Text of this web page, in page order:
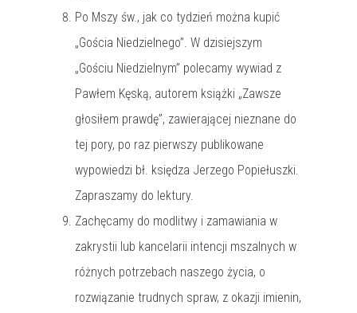
Po Mszy św., jak co tydzień można kupić
„Gościa Niedzielnego”. W dzisiejszym
„Gościu Niedzielnym” polecamy wywiad z
Pawłem Kęską, autorem książki „Zawsze
głosiłem prawdę”, zawierającej nieznane do
tej pory, po raz pierwszy publikowane
wypowiedzi bł. księdza Jerzego Popiełuszki.
Zapraszamy do lektury.
Zachęcamy do modlitwy i zamawiania w
zakrystii lub kancelarii intencji mszalnych w
różnych potrzebach naszego życia, o
rozwiązanie trudnych spraw, z okazji imienin,